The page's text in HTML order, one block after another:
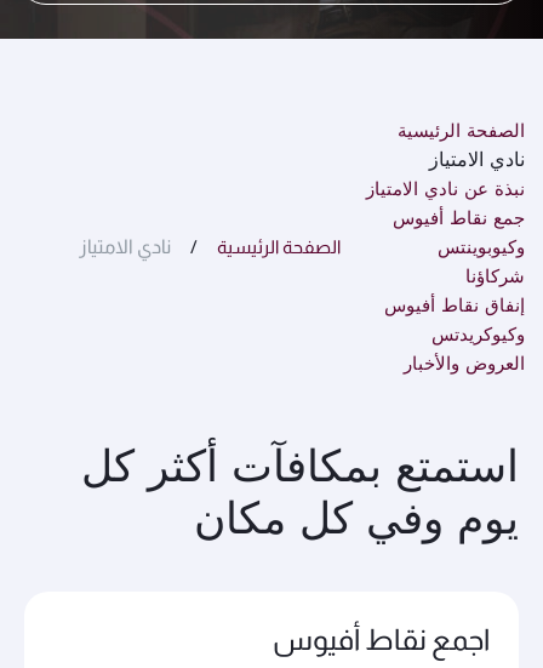
الصفحة الرئيسية
نادي الامتياز
نبذة عن نادي الامتياز
جمع نقاط أفيوس
وكيوبوينتس
شركاؤنا
إنفاق نقاط أفيوس
وكيوكريدتس
العروض والأخبار
الصفحة الرئيسية نادي الامتياز
استمتع بمكافآت أكثر كل
يوم وفي كل مكان
اجمع نقاط أفيوس